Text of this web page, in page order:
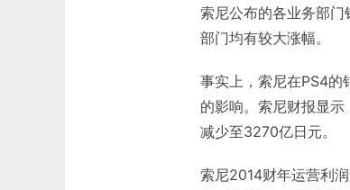
索尼公布的各业务部
部门均有较大涨幅。
事实上，索尼在PS4的
的影响。索尼财报显
减少至3270亿日元。
索尼2014财年运营利